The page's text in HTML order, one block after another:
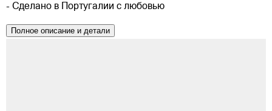
- Сделано в Португалии с любовью
Полное описание и детали